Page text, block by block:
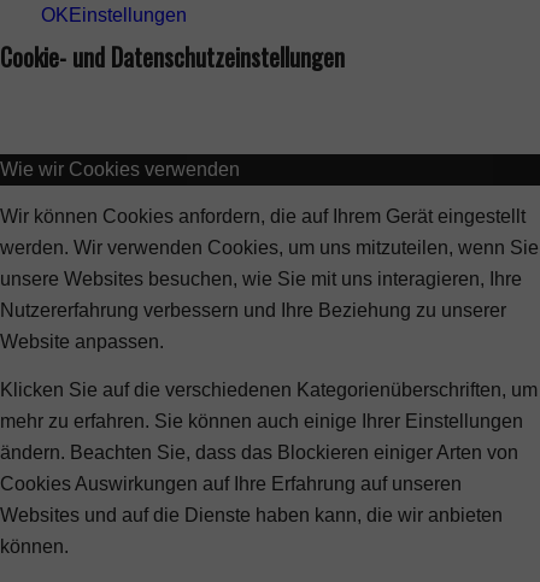
OK Einstellungen
Cookie- und Datenschutzeinstellungen
Wie wir Cookies verwenden
Wir können Cookies anfordern, die auf Ihrem Gerät eingestellt
werden. Wir verwenden Cookies, um uns mitzuteilen, wenn Sie
unsere Websites besuchen, wie Sie mit uns interagieren, Ihre
Nutzererfahrung verbessern und Ihre Beziehung zu unserer
Website anpassen.
Klicken Sie auf die verschiedenen Kategorienüberschriften, um
mehr zu erfahren. Sie können auch einige Ihrer Einstellungen
ändern. Beachten Sie, dass das Blockieren einiger Arten von
Cookies Auswirkungen auf Ihre Erfahrung auf unseren
Websites und auf die Dienste haben kann, die wir anbieten
können.